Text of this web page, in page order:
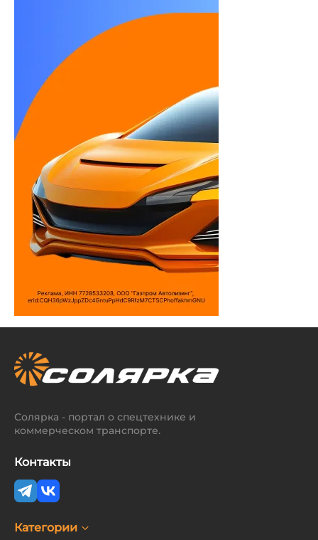
Солярка - портал о спецтехнике и
коммерческом транспорте.
Контакты
Категории